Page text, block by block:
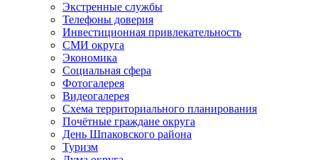
Экстренные службы
Телефоны доверия
Инвестиционная привлекательность
СМИ округа
Экономика
Социальная сфера
Фотогалерея
Видеогалерея
Схема территориального планирования
Почётные граждане округа
День Шпаковского района
Туризм